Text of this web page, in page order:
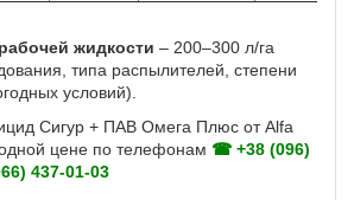
жидкости – 200–300 л/га
типа распылителей, степени
условий).
Сигур + ПАВ Омега Плюс от Alfa
цене по телефонам ☎ +38 (096)
437-01-03